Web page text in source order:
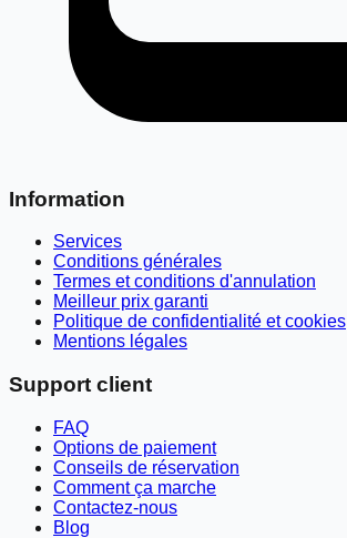
Information
Services
Conditions générales
Termes et conditions d'annulation
Meilleur prix garanti
Politique de confidentialité et cookies
Mentions légales
Support client
FAQ
Options de paiement
Conseils de réservation
Comment ça marche
Contactez-nous
Blog